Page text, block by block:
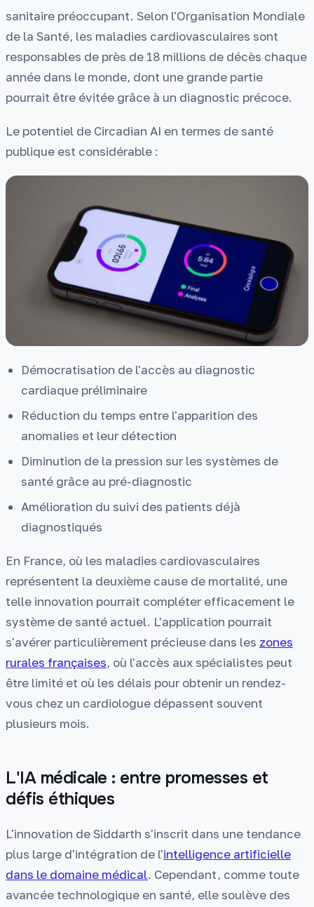
sanitaire préoccupant. Selon l'Organisation Mondiale
de la Santé, les maladies cardiovasculaires sont
responsables de près de 18 millions de décès chaque
année dans le monde, dont une grande partie
pourrait être évitée grâce à un diagnostic précoce.
Le potentiel de Circadian AI en termes de santé
publique est considérable :
Démocratisation de l'accès au diagnostic
cardiaque préliminaire
Réduction du temps entre l'apparition des
anomalies et leur détection
Diminution de la pression sur les systèmes de
santé grâce au pré-diagnostic
Amélioration du suivi des patients déjà
diagnostiqués
En France, où les maladies cardiovasculaires
représentent la deuxième cause de mortalité, une
telle innovation pourrait compléter efficacement le
système de santé actuel. L'application pourrait
s'avérer particulièrement précieuse dans les zones
rurales françaises, où l'accès aux spécialistes peut
être limité et où les délais pour obtenir un rendez-
vous chez un cardiologue dépassent souvent
plusieurs mois.
L'IA médicale : entre promesses et
défis éthiques
L'innovation de Siddarth s'inscrit dans une tendance
plus large d'intégration de l'intelligence artificielle
dans le domaine médical. Cependant, comme toute
avancée technologique en santé, elle soulève des